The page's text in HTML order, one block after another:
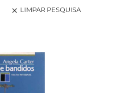
clear LIMPAR PESQUISA